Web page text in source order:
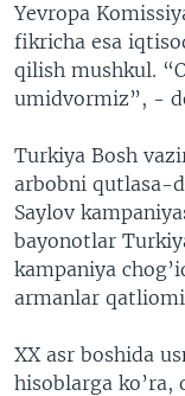
Yevropa
fikricha esa
qilish mushkul.
umidvormiz”, -
Turkiya Bosh
arbobni qutlasa-
Saylov
bayonotlar
kampaniya
armanlar
XX asr boshida
hisoblarga ko’ra,